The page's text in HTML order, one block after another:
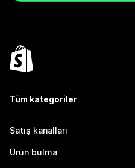
Tüm kategoriler
Satış kanalları
Ürün bulma